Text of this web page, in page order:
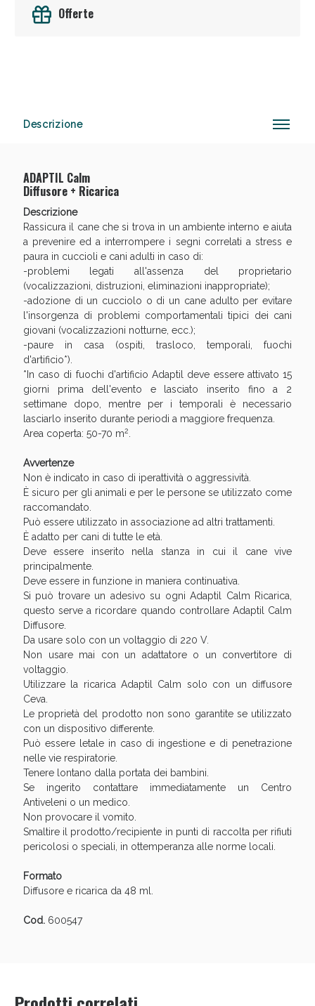
Offerte
Descrizione
ADAPTIL Calm
Diffusore + Ricarica
Descrizione
Rassicura il cane che si trova in un ambiente interno e aiuta
a prevenire ed a interrompere i segni correlati a stress e
paura in cuccioli e cani adulti in caso di:
-problemi legati all'assenza del proprietario
(vocalizzazioni, distruzioni, eliminazioni inappropriate);
-adozione di un cucciolo o di un cane adulto per evitare
l'insorgenza di problemi comportamentali tipici dei cani
giovani (vocalizzazioni notturne, ecc.);
-paure in casa (ospiti, trasloco, temporali, fuochi
d'artificio*).
*In caso di fuochi d'artificio Adaptil deve essere attivato 15
giorni prima dell'evento e lasciato inserito fino a 2
settimane dopo, mentre per i temporali è necessario
lasciarlo inserito durante periodi a maggiore frequenza.
Area coperta: 50-70 m2
Avvertenze
Non è indicato in caso di iperattività o aggressività.
È sicuro per gli animali e per le persone se utilizzato come
raccomandato.
Può essere utilizzato in associazione ad altri trattamenti.
È adatto per cani di tutte le età.
Deve essere inserito nella stanza in cui il cane vive
principalmente.
Deve essere in funzione in maniera continuativa.
Si può trovare un adesivo su ogni Adaptil Calm Ricarica,
questo serve a ricordare quando controllare Adaptil Calm
Diffusore.
Da usare solo con un voltaggio di 220 V.
Non usare mai con un adattatore o un convertitore di
voltaggio.
Utilizzare la ricarica Adaptil Calm solo con un diffusore
Ceva.
Le proprietà del prodotto non sono garantite se utilizzato
con un dispositivo differente.
Può essere letale in caso di ingestione e di penetrazione
nelle vie respiratorie.
Tenere lontano dalla portata dei bambini.
Se ingerito contattare immediatamente un Centro
Antiveleni o un medico.
Non provocare il vomito.
Smaltire il prodotto/recipiente in punti di raccolta per rifiuti
pericolosi o speciali, in ottemperanza alle norme locali.
Formato
Diffusore e ricarica da 48 ml.
Cod.600547
Anticellulite e Fanghi: Sconto fino al 40% valido
Sconto fino al 55% disponibile oggi!
Vie Urinarie e Prostata: Sconti fino al 45% oggi!